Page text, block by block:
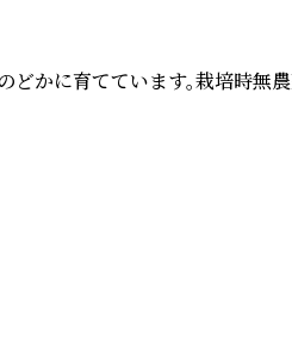
かに育てています。栽培時無